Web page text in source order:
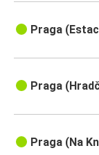
Praga
Praga
Praga (Na